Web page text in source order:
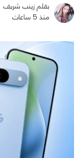
بقلم زينب شريف
منذ 5 ساعات